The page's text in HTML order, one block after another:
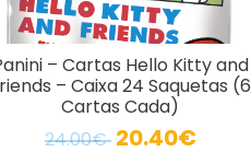
– Cartas Hello Kitty and
– Caixa 24 Saquetas (6
Cartas Cada)
24.00€ 20.40€